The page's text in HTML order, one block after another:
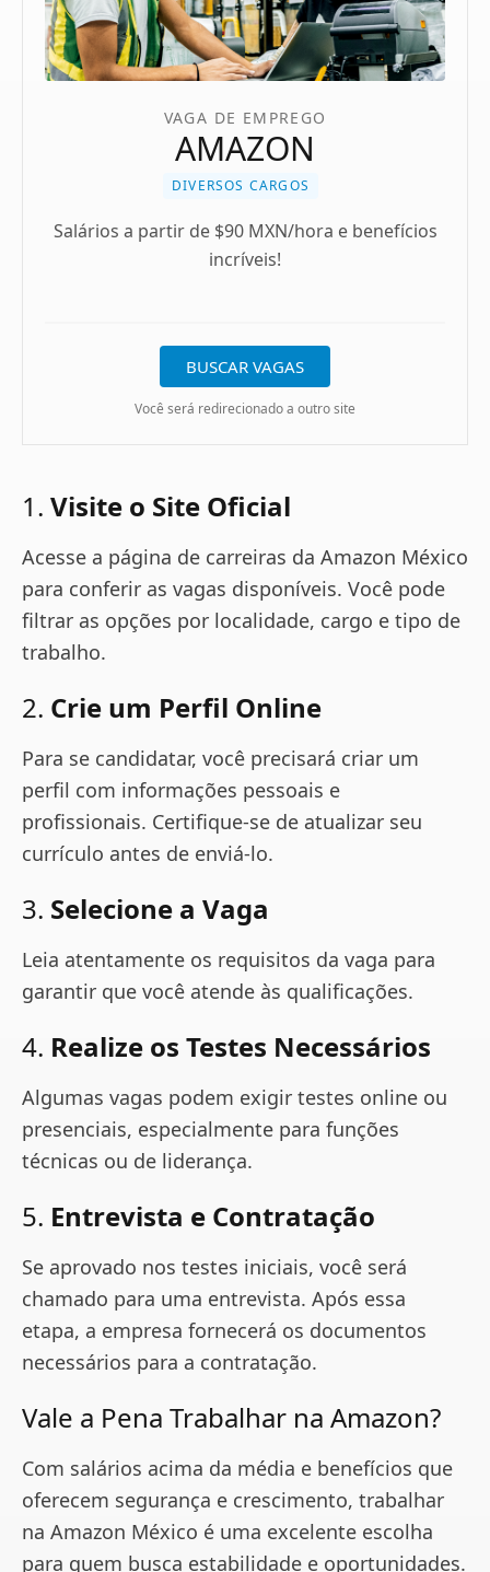
VAGA DE EMPREGO
AMAZON
DIVERSOS CARGOS
Salários a partir de $90 MXN/hora e benefícios
incríveis!
BUSCAR VAGAS
Você será redirecionado a outro site
1. Visite o Site Oficial
Acesse a página de carreiras da Amazon México
para conferir as vagas disponíveis. Você pode
filtrar as opções por localidade, cargo e tipo de
trabalho.
2. Crie um Perfil Online
Para se candidatar, você precisará criar um
perfil com informações pessoais e
profissionais. Certifique-se de atualizar seu
currículo antes de enviá-lo.
3. Selecione a Vaga
Leia atentamente os requisitos da vaga para
garantir que você atende às qualificações.
4. Realize os Testes Necessários
Algumas vagas podem exigir testes online ou
presenciais, especialmente para funções
técnicas ou de liderança.
5. Entrevista e Contratação
Se aprovado nos testes iniciais, você será
chamado para uma entrevista. Após essa
etapa, a empresa fornecerá os documentos
necessários para a contratação.
Vale a Pena Trabalhar na Amazon?
Com salários acima da média e benefícios que
oferecem segurança e crescimento, trabalhar
na Amazon México é uma excelente escolha
para quem busca estabilidade e oportunidades.